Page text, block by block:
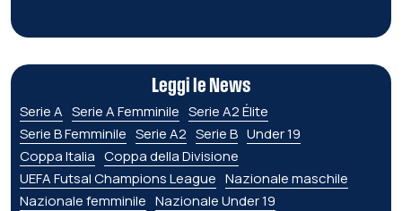
Leggi le News
Serie A Serie A Femminile Serie A2 Élite
Serie B Femminile Serie A2 Serie B Under 19
Coppa Italia Coppa della Divisione
UEFA Futsal Champions League Nazionale maschile
Nazionale femminile Nazionale Under 19